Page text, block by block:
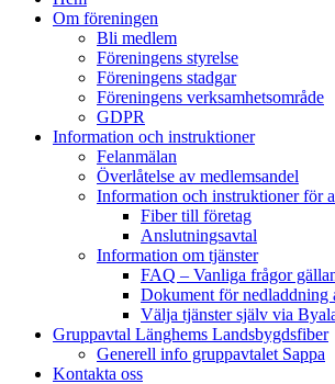
Om föreningen
Bli medlem
Föreningens styrelse
Föreningens stadgar
Föreningens verksamhetsområde
GDPR
Information och instruktioner
Felanmälan
Överlåtelse av medlemsandel
Information och instruktioner för
Fiber till företag
Anslutningsavtal
Information om tjänster
FAQ – Vanliga frågor
Dokument för nedladdning
Välja tjänster själv via
Gruppavtal Länghems Landsbygdsfiber
Generell info gruppavtalet Sappa
Kontakta oss